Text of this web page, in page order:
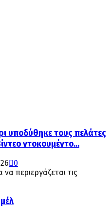
υποδύθηκε τους πελάτες
ντοκουμέντο...
0
περιεργάζεται τις